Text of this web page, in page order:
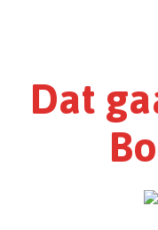
Dat